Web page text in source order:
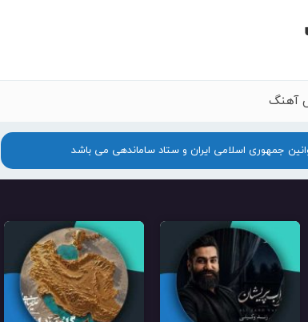
آهنگ
جمهوری اسلامی ایران و ستاد ساماندهی می باشد